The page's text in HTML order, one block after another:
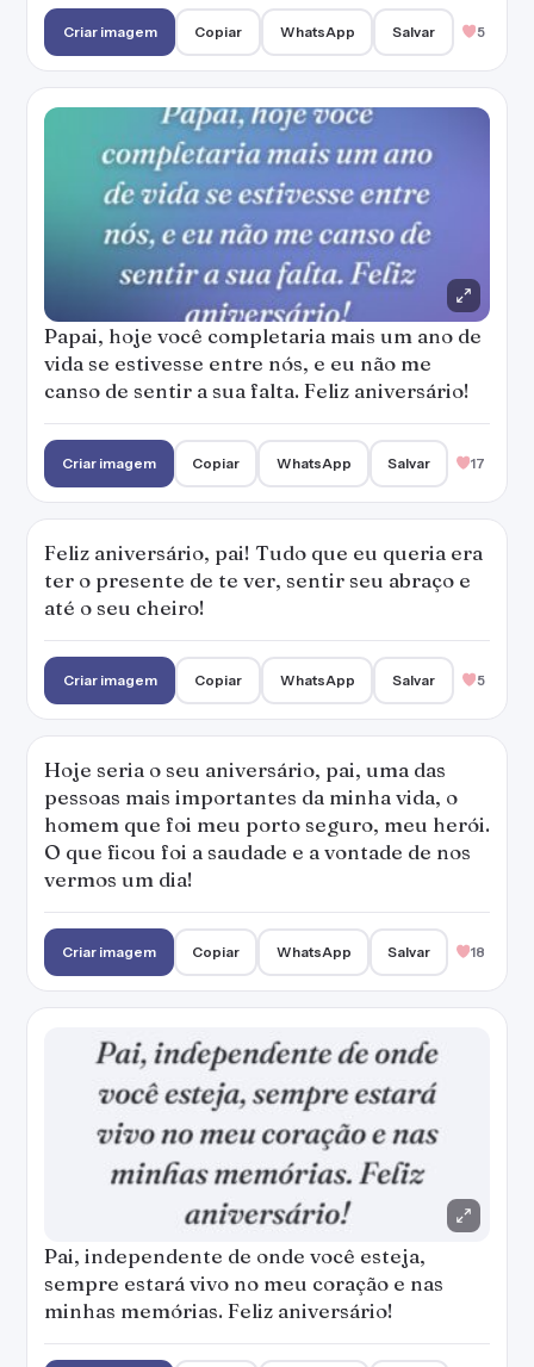
Criar imagem Copiar WhatsApp Salvar 5
Papai, hoje você completaria mais um ano de
vida se estivesse entre nós, e eu não me
canso de sentir a sua falta. Feliz aniversário!
Criar imagem Copiar WhatsApp Salvar 17
Feliz aniversário, pai! Tudo que eu queria era
ter o presente de te ver, sentir seu abraço e
até o seu cheiro!
Criar imagem Copiar WhatsApp Salvar 5
Hoje seria o seu aniversário, pai, uma das
pessoas mais importantes da minha vida, o
homem que foi meu porto seguro, meu herói.
O que ficou foi a saudade e a vontade de nos
vermos um dia!
Criar imagem Copiar WhatsApp Salvar 18
Pai, independente de onde você esteja,
sempre estará vivo no meu coração e nas
minhas memórias. Feliz aniversário!